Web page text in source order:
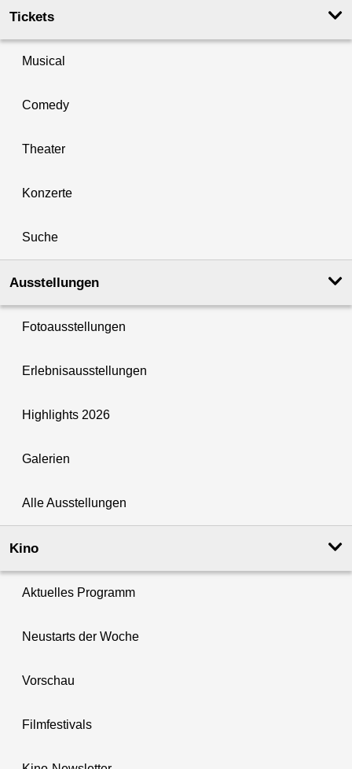
Tickets
Musical
Comedy
Theater
Konzerte
Suche
Ausstellungen
Fotoausstellungen
Erlebnisausstellungen
Highlights 2026
Galerien
Alle Ausstellungen
Kino
Aktuelles Programm
Neustarts der Woche
Vorschau
Filmfestivals